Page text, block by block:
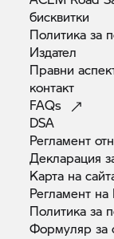
бисквитки
Политика за
Издател
Правни
контакт
FAQs
DSA
Регламент
Декларация
Карта на
Регламент
Политика за
Формуляр за